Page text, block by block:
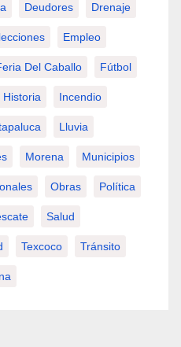
Deudores Drenaje
Empleo
Del Caballo Fútbol
Historia Incendio
Lluvia
Morena Municipios
Obras Política
Salud
Texcoco Tránsito